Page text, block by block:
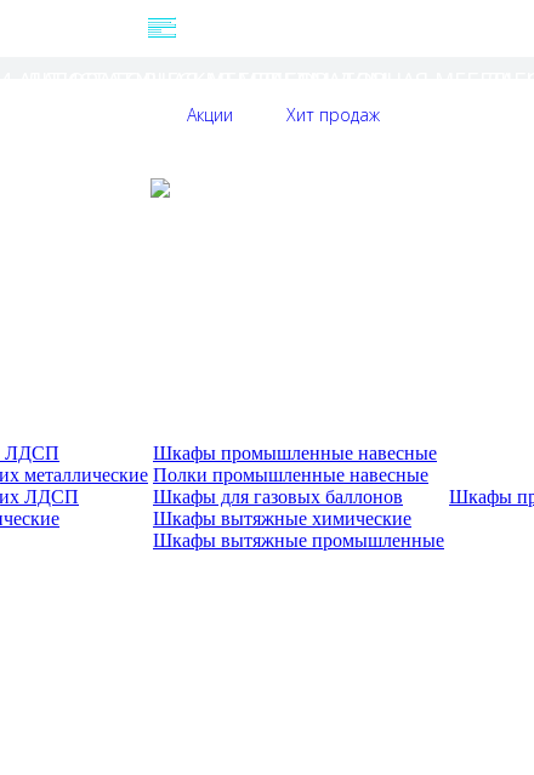
ЛАБОРАТОРНАЯ МЕБЕЛЬ СЕРИИ
КОНТАКТЫ
Акции Хит продаж
мебель
ЛДСП
металлические
ЛДСП
Шкафы промышленные навесные
Полки промышленные навесные
Шкафы для газовых баллонов
Шкафы вытяжные химические
Шкафы вытяжные промышленные
Шкафы